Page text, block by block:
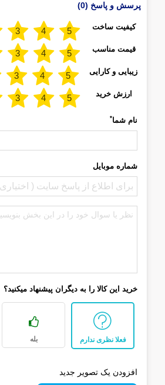
پرسش و پاسخ (0)
کیفیت ساخت
قیمت مناسب
زیبایی و کارایی
ارزش خرید
نام شما*
شماره موبایل
خرید این کالا را به دیگران پیشنهاد میکنید؟
فعلا نظری ندارم بله
افزودن یک تصویر جدید